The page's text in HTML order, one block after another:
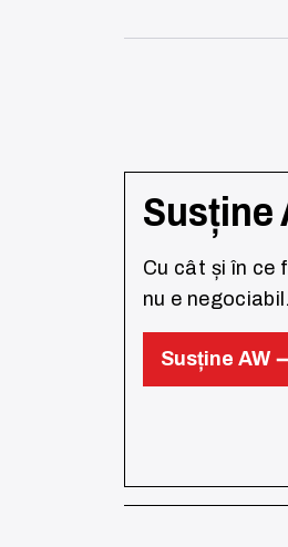
Susține
Cu cât și în ce
nu e negociabil.
Susține AW